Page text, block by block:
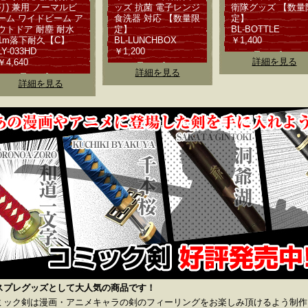
) 兼用 ノーマルビ
ム ワイドビーム ア
トドア 耐塵 耐水
落下耐久【C】
033HD
4,640
詳細を見る
ッズ 抗菌 電子レンジ
食洗器 対応 【数量限
定】
BL-LUNCHBOX
￥1,200
詳細を見る
衛隊グッズ 【数量
定】
BL-BOTTLE
￥1,400
詳細を見る
プレグッズとして大人気の商品です！
ック剣は漫画・アニメキャラの剣のフィーリングをお楽しみ頂けるよう制